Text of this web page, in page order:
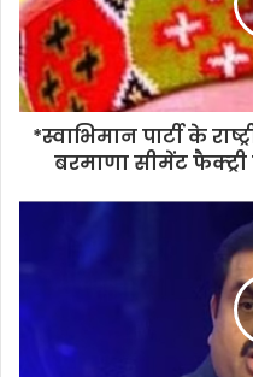
*स्वाभिमान पार्टी के
बरमाणा सीमेंट